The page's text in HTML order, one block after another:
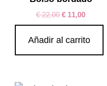
€22,00 € 11,00
Añadir al carrito